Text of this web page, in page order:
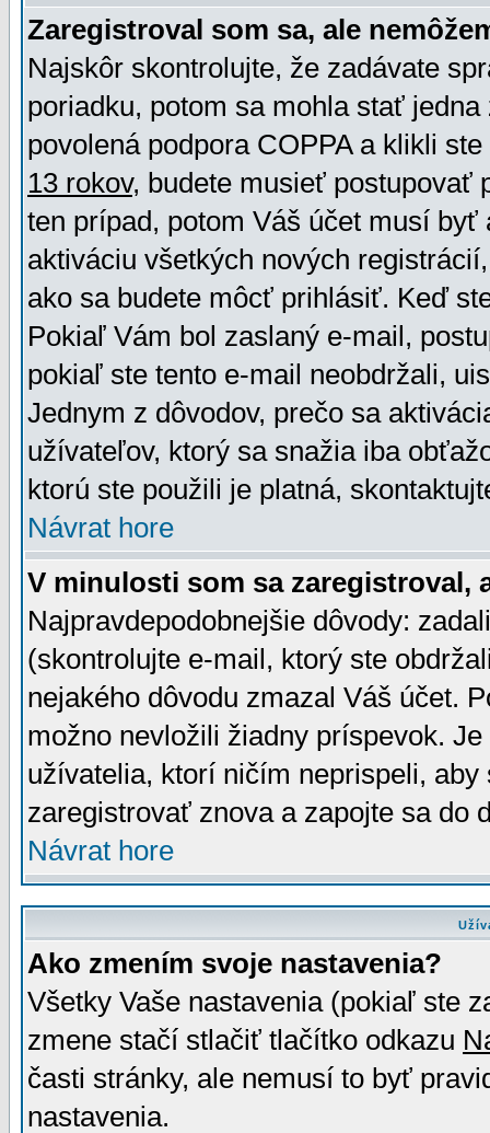
Zaregistroval som sa, ale
Najskôr skontrolujte, že zadávate
poriadku, potom sa mohla stať
povolená podpora COPPA a klikli
13 rokov, budete musieť postupovať
ten prípad, potom Váš účet musí
aktiváciu všetkých nových
ako sa budete môcť prihlásiť. Keď
Pokiaľ Vám bol zaslaný e-mail,
pokiaľ ste tento e-mail neobdržali,
Jednym z dôvodov, prečo sa
užívateľov, ktorý sa snažia iba
ktorú ste použili je platná,
Návrat hore
V minulosti som sa zaregistroval,
Najpravdepodobnejšie dôvody:
(skontrolujte e-mail, ktorý ste
nejakého dôvodu zmazal Váš účet.
možno nevložili žiadny príspevok.
užívatelia, ktorí ničím neprispeli,
zaregistrovať znova a zapojte sa do
Návrat hore
Ako zmením svoje nastavenia?
Všetky Vaše nastavenia (pokiaľ ste
zmene stačí stlačiť tlačítko odkazu
časti stránky, ale nemusí to byť
nastavenia.